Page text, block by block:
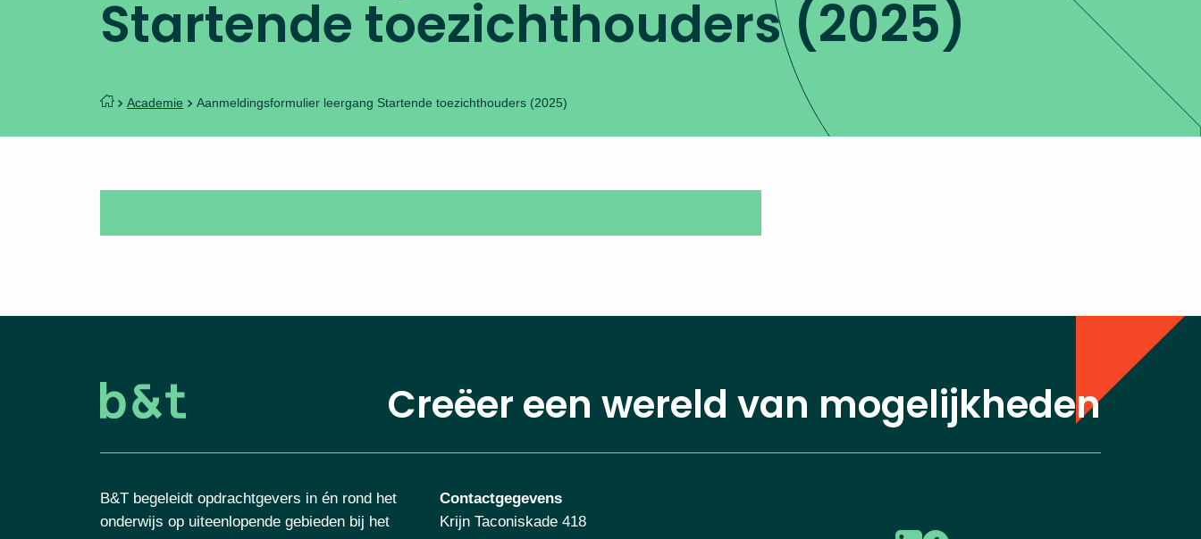
Startende toezichthouders (2025)
Academie Aanmeldingsformulier leergang Startende toezichthouders (2025)
Creëer een wereld van mogelijkheden
B&T begeleidt opdrachtgevers in én rond het
onderwijs op uiteenlopende gebieden bij het
Contactgegevens
Krijn Taconiskade 418